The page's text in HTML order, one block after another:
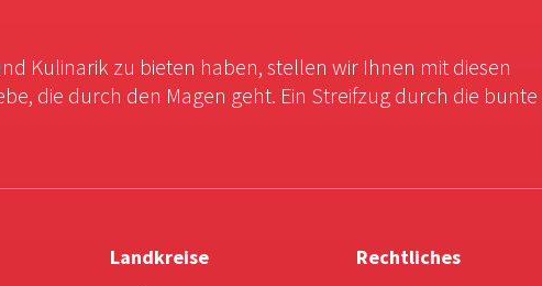
Kulinarik zu bieten haben, stellen wir Ihnen mit diesen
die durch den Magen geht. Ein Streifzug durch die bunte
Landkreise
Rechtliches